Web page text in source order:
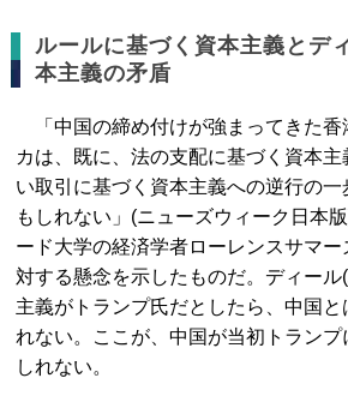
ルールに基づく資本主義とデ
本主義の矛盾
「中国の締め付けが強まってきた香
カは、既に、法の支配に基づく資本
い取引に基づく資本主義への逆行の
もしれない」(ニューズウィーク日本
ード大学の経済学者ローレンスサマ
対する懸念を示したものだ。ディー
主義がトランプ氏だとしたら、中国
れない。ここが、中国が当初トランプ
しれない。